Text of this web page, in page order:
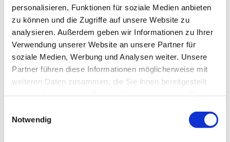
personalisieren, Funktionen für soziale Medien anbieten
zu können und die Zugriffe auf unsere Website zu
analysieren. Außerdem geben wir Informationen zu Ihrer
Verwendung unserer Website an unsere Partner für
soziale Medien, Werbung und Analysen weiter. Unsere
Partner führen diese Informationen möglicherweise mit
weiteren Daten zusammen, die Sie ihnen bereitgestellt
Notwendig
Dies könnte Sie auch